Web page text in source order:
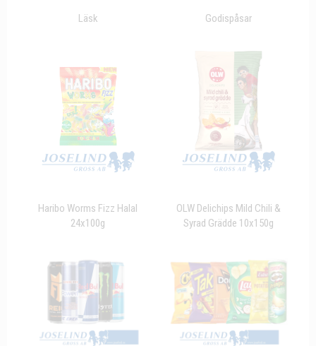
Läsk Godispåsar
Haribo Worms Fizz Halal
24x100g
OLW Delichips Mild Chili &
Syrad Grädde 10x150g